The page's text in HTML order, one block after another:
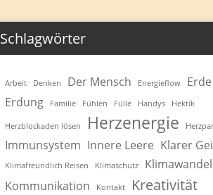
Schlagwörter
Arbeit Denken Der Mensch Energieflow
Erde
Erdung
Familie Fühlen Fülle Handys Hektik
Herzblockaden lösen Herzenergie
Immunsystem Innere Leere Klarer
Klimafreundlich Reisen Klimaschutz
Klimawandel
Kommunikation
Kontakt
Kreativität